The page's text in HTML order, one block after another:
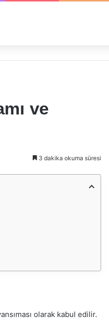
ve
3 dakika okuma süresi
olarak kabul edilir.